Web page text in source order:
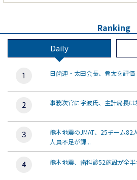
Ranking
Daily
日歯連・太田会長、骨太を評
事務次官に宇波氏、主計局
熊本地震のJMAT、25チーム
人員不足が課...
熊本地震、歯科診52施設が全